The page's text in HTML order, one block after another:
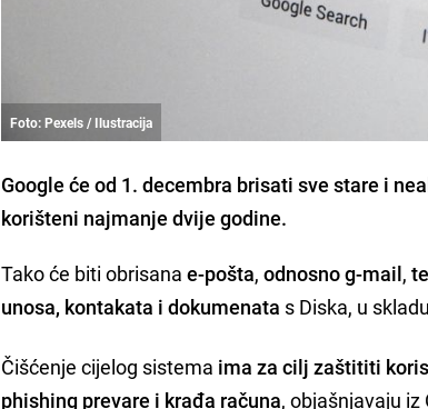
Foto: Pexels / Ilustracija
Google će od 1. decembra brisati sve stare i
korišteni najmanje dvije godine.
Tako će biti obrisanae-pošta,odnosno g-mail,
unosa, kontakata i dokumenata s Diska, u
Čišćenje cijelog sistema ima za cilj zaštititi
phishing prevare i krađa računa, objašnjavaju iz